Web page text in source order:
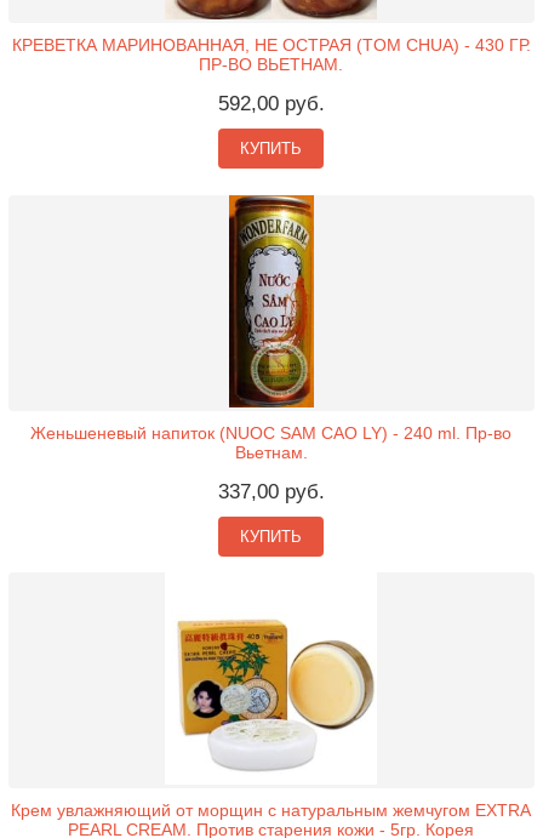
КРЕВЕТКА МАРИНОВАННАЯ, НЕ ОСТРАЯ (TOM CHUA) - 430 ГР.
ПР-ВО ВЬЕТНАМ.
592,00 руб.
КУПИТЬ
Женьшеневый напиток (NUOC SAM CAO LY) - 240 ml. Пр-во
Вьетнам.
337,00 руб.
КУПИТЬ
Крем увлажняющий от морщин с натуральным жемчугом EXTRA
PEARL CREAM. Против старения кожи - 5гр. Корея